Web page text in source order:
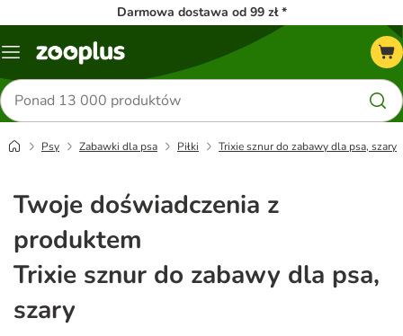
Darmowa dostawa od 99 zł *
Menu
Szukaj
produktów
Psy Zabawki dla psa Piłki Trixie sznur do zabawy dla psa, szary
Twoje doświadczenia z
produktem
Trixie sznur do zabawy dla psa,
szary